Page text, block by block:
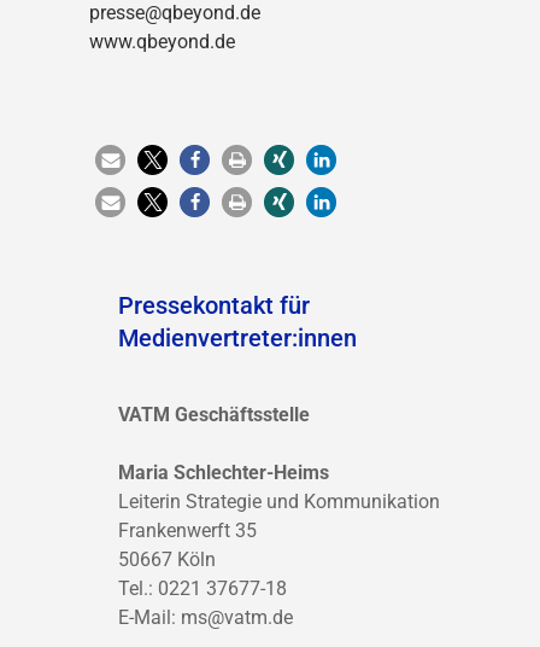
presse@qbeyond.de
www.qbeyond.de
Pressekontakt für
Medienvertreter:innen
VATM Geschäftsstelle
Maria Schlechter-Heims
Leiterin Strategie und Kommunikation
Frankenwerft 35
50667 Köln
Tel.: 0221 37677-18
E-Mail: ms@vatm.de